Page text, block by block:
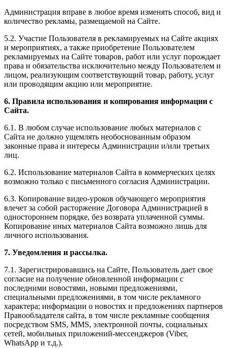
Администрация вправе в любое время изменять способ, вид и
количество рекламы, размещаемой на Сайте.
5.2. Участие Пользователя в рекламируемых на Сайте акциях
и мероприятиях, а также приобретение Пользователем
рекламируемых на Сайте товаров, работ или услуг порождает
права и обязательства исключительно между Пользователем и
лицом, реализующим соответствующий товар, работу, услуг
или проводящим акцию или мероприятие.
6. Правила использования и копирования информации с
Сайта.
6.1. В любом случае использование любых материалов с
Сайта не должно ущемлять необоснованным образом
законные права и интересы Администрации и/или третьих
лиц.
6.2. Использование материалов Сайта в коммерческих целях
возможно только с письменного согласия Администрации.
6.3. Копирование видео-уроков обучающего мероприятия
влечет за собой расторжение Договора Администрацией в
одностороннем порядке, без возврата уплаченной суммы.
Копирование иных материалов Сайта возможно лишь для
личного использования.
7. Уведомления и рассылка.
7.1. Зарегистрировавшись на Сайте, Пользователь дает свое
согласие на получение обновленной информации с
последними новостями, новыми предложениями,
специальными предложениями, в том числе рекламного
характера; информации о новостях и предложениях партнеров
Правообладателя сайта, в том числе рекламные сообщения
посредством SMS, MMS, электронной почты, социальных
сетей, мобильных приложений-мессенджеров (Viber,
WhatsApp и т.д.).